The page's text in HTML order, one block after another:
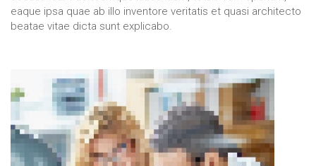
eaque ipsa quae ab illo inventore veritatis et quasi architecto
beatae vitae dicta sunt explicabo.